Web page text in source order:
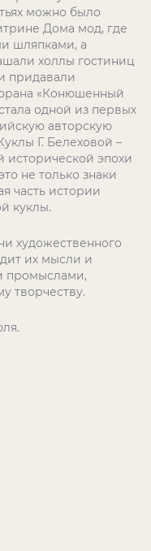
можно было
Дома мод, где
шляпками, а
холлы гостиниц
придавали
«Конюшенный
одной из первых
авторскую
Г. Белеховой –
исторической эпохи
не только знаки
часть истории
куклы.
художественного
их мысли и
промыслами,
творчеству.